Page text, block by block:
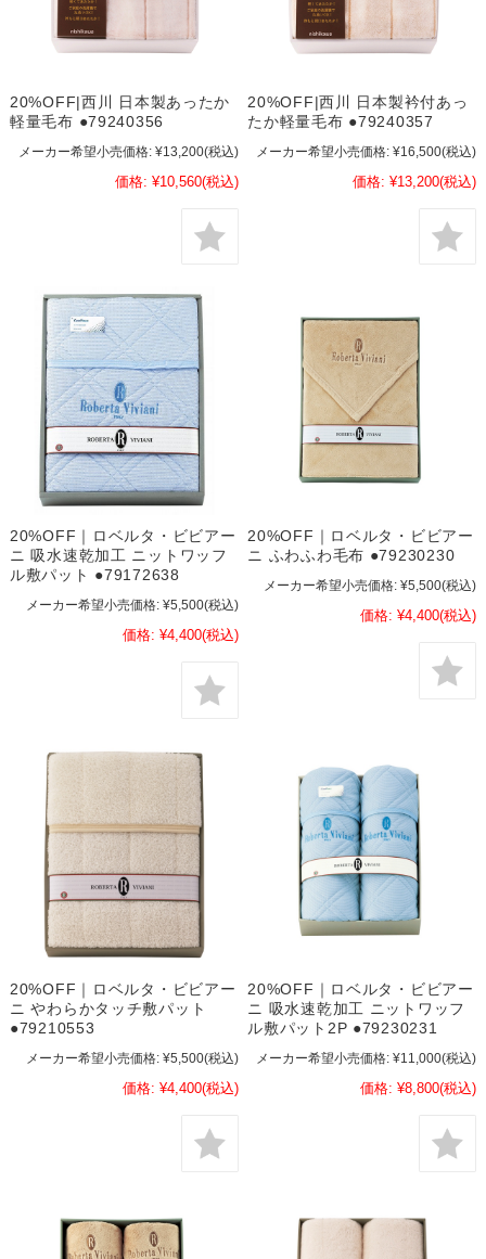
20%OFF|西川 日本製あったか
軽量毛布 ●79240356
メーカー希望小売価格: ¥13,200(税込)
価格: ¥10,560(税込)
20%OFF|西川 日本製衿付あっ
たか軽量毛布 ●79240357
メーカー希望小売価格: ¥16,500(税込)
価格: ¥13,200(税込)
20%OFF｜ロベルタ・ビビアー
ニ 吸水速乾加工 ニットワッフ
ル敷パット ●79172638
メーカー希望小売価格: ¥5,500(税込)
価格: ¥4,400(税込)
20%OFF｜ロベルタ・ビビアー
ニ ふわふわ毛布 ●79230230
メーカー希望小売価格: ¥5,500(税込)
価格: ¥4,400(税込)
20%OFF｜ロベルタ・ビビアー
ニ やわらかタッチ敷パット
●79210553
メーカー希望小売価格: ¥5,500(税込)
価格: ¥4,400(税込)
20%OFF｜ロベルタ・ビビアー
ニ 吸水速乾加工 ニットワッフ
ル敷パット2P ●79230231
メーカー希望小売価格: ¥11,000(税込)
価格: ¥8,800(税込)